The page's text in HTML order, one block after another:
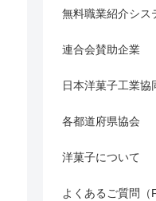
無料職業紹介シス
連合会賛助企業
日本洋菓子工業協
各都道府県協会
洋菓子について
よくあるご質問（